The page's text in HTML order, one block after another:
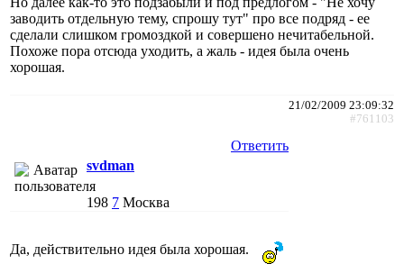
заводить отдельную тему, спрошу тут" про все подряд - ее
сделали слишком громоздкой и совершено нечитабельной.
Похоже пора отсюда уходить, а жаль - идея была очень
хорошая.
21/02/2009 23:09:32
#761103
Ответить
svdman
198 7 Москва
Да, действительно идея была хорошая.